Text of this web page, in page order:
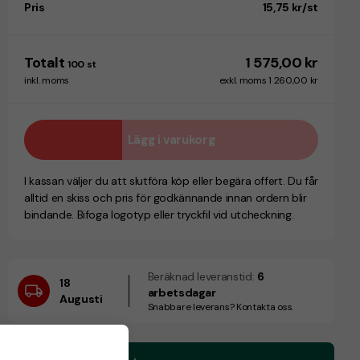
Pris
15,75 kr/st
Totalt 100 st 1 575,00 kr
inkl. moms exkl. moms 1 260,00 kr
Lägg i varukorg
I kassan väljer du att slutföra köp eller begära offert. Du får
alltid en skiss och pris för godkännande innan ordern blir
bindande. Bifoga logotyp eller tryckfil vid utcheckning.
18
Augusti
Beräknad leveranstid: 6
arbetsdagar
Snabbare leverans? Kontakta oss.